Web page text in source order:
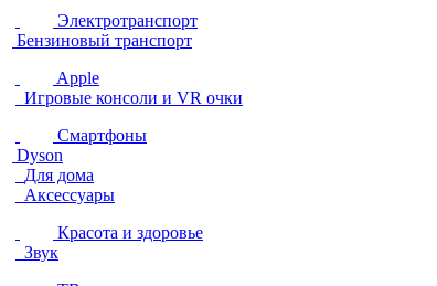
Электротранспорт
Бензиновый транспорт
Apple
Игровые консоли и VR очки
Смартфоны
Dyson
Для дома
Аксессуары
Красота и здоровье
Звук